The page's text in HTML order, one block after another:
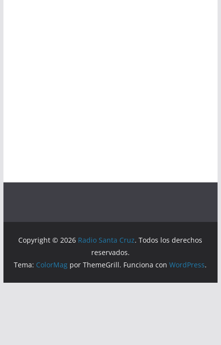
Copyright © 2026 Radio Santa Cruz. Todos los derechos
reservados.
Tema: ColorMag por ThemeGrill. Funciona conWordPress.